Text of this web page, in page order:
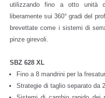
utilizzando fino a otto unità
liberamente sui 360° gradi del
brevettate come i sistemi di
pinze girevoli.
SBZ 628 XL
Fino a 8 mandrini per la
Strategie di taglio separato da